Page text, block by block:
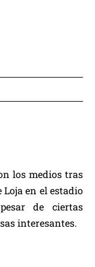
los medios tras
en el estadio
de ciertas
interesantes.